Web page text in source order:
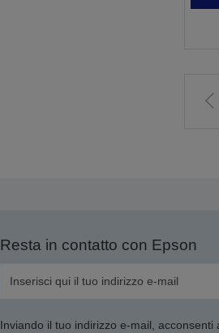
Resta in contatto con Epson
Inviando il tuo indirizzo e-mail,